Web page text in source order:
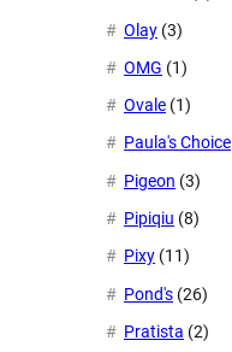
Olay (3)
OMG (1)
Ovale (1)
Paula's Choice
Pigeon (3)
Pipiqiu (8)
Pixy (11)
Pond's (26)
Pratista (2)